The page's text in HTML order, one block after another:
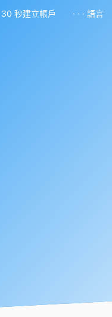
30 秒建立帳戶 · · · 語言